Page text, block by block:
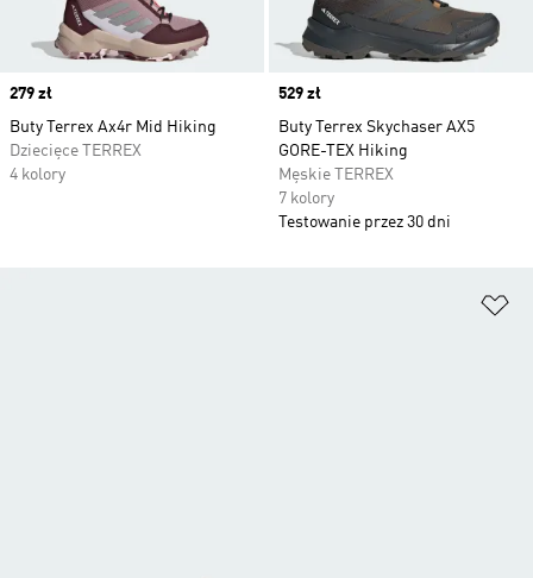
Price
279 zł
Buty Terrex Ax4r Mid Hiking
Dziecięce TERREX
4 kolory
Price
529 zł
Buty Terrex Skychaser AX5
GORE-TEX Hiking
Męskie TERREX
7 kolory
Testowanie przez 30 dni